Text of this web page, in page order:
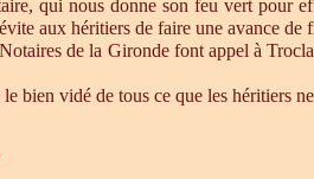
qui nous donne son feu vert pour
aux héritiers de faire une avance de
de la Gironde font appel à
bien vidé de tous ce que les héritiers